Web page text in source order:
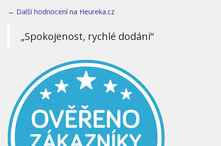
→ Další hodnocení na Heureka.cz
„Spokojenost, rychlé dodání“